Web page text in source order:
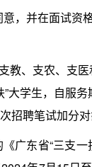
并在面试资
、支农、支医
大学生，自服
招聘笔试加分对
东省“三支一